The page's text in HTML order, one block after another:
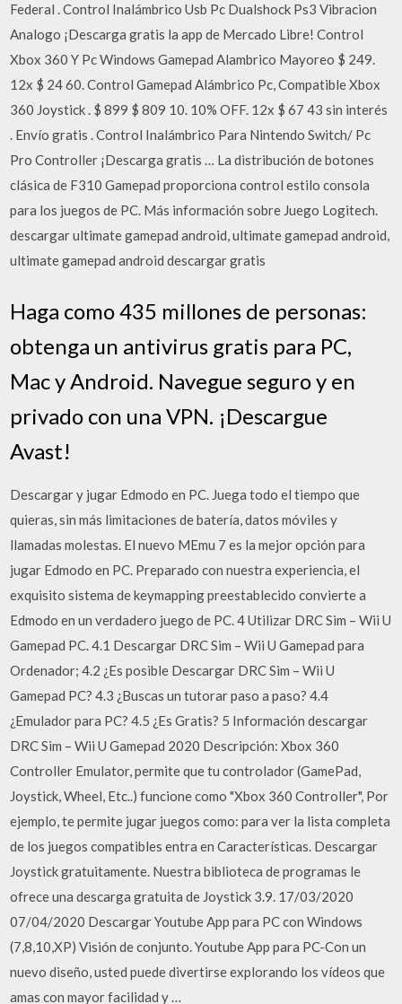
Federal . Control Inalámbrico Usb Pc Dualshock Ps3 Vibracion
Analogo ¡Descarga gratis la app de Mercado Libre! Control
Xbox 360 Y Pc Windows Gamepad Alambrico Mayoreo $ 249.
12x $ 24 60. Control Gamepad Alámbrico Pc, Compatible Xbox
360 Joystick . $ 899 $ 809 10. 10% OFF. 12x $ 67 43 sin interés
. Envío gratis . Control Inalámbrico Para Nintendo Switch/ Pc
Pro Controller ¡Descarga gratis … La distribución de botones
clásica de F310 Gamepad proporciona control estilo consola
para los juegos de PC. Más información sobre Juego Logitech.
descargar ultimate gamepad android, ultimate gamepad android,
ultimate gamepad android descargar gratis
Haga como 435 millones de personas:
obtenga un antivirus gratis para PC,
Mac y Android. Navegue seguro y en
privado con una VPN. ¡Descargue
Avast!
Descargar y jugar Edmodo en PC. Juega todo el tiempo que
quieras, sin más limitaciones de batería, datos móviles y
llamadas molestas. El nuevo MEmu 7 es la mejor opción para
jugar Edmodo en PC. Preparado con nuestra experiencia, el
exquisito sistema de keymapping preestablecido convierte a
Edmodo en un verdadero juego de PC. 4 Utilizar DRC Sim – Wii U
Gamepad PC. 4.1 Descargar DRC Sim – Wii U Gamepad para
Ordenador; 4.2 ¿Es posible Descargar DRC Sim – Wii U
Gamepad PC? 4.3 ¿Buscas un tutorar paso a paso? 4.4
¿Emulador para PC? 4.5 ¿Es Gratis? 5 Información descargar
DRC Sim – Wii U Gamepad 2020 Descripción: Xbox 360
Controller Emulator, permite que tu controlador (GamePad,
Joystick, Wheel, Etc..) funcione como "Xbox 360 Controller", Por
ejemplo, te permite jugar juegos como: para ver la lista completa
de los juegos compatibles entra en Características. Descargar
Joystick gratuitamente. Nuestra biblioteca de programas le
ofrece una descarga gratuita de Joystick 3.9. 17/03/2020
07/04/2020 Descargar Youtube App para PC con Windows
(7,8,10,XP) Visión de conjunto. Youtube App para PC-Con un
nuevo diseño, usted puede divertirse explorando los vídeos que
amas con mayor facilidad y …